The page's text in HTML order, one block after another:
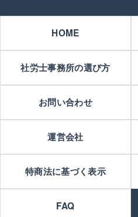
HOME
社労士事務所の選び方
お問い合わせ
運営会社
特商法に基づく表示
FAQ